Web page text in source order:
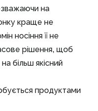
на
краще не
носіння її не
рішення, щоб
більш якісний
продуктами